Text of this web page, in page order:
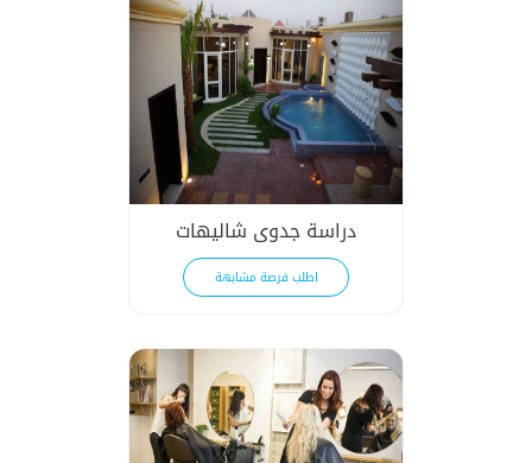
دراسة جدوى شاليهات
اطلب فرصة مشابهة